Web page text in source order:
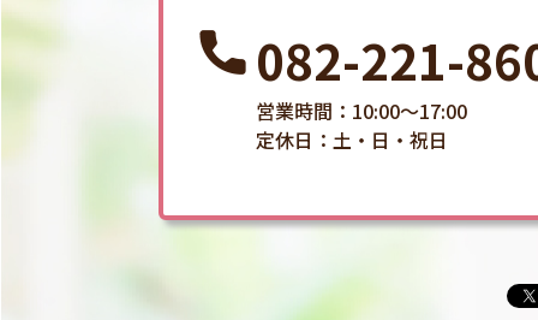
082-221-
営業時間：10:00～17:00
定休日：土・日・祝日